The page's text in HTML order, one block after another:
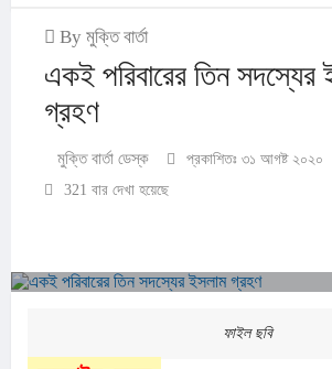
By মুক্তি বার্তা
একই পরিবারের তিন সদস্যের
গ্রহণ
মুক্তি বার্তা ডেস্ক
প্রকাশিতঃ ৩১ আগষ্ট ২০২০
321 বার দেখা হয়েছে
ফাইল ছবি